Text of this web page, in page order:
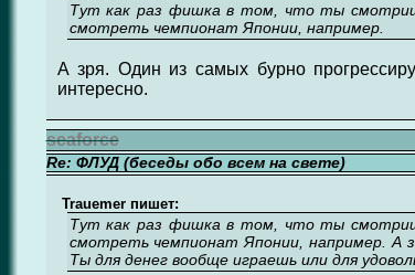
Тут как раз фишка в том, что ты
смотреть чемпионат Японии, например.
А зря. Один из самых бурно
интересно.
seaforce
Re: ФЛУД (беседы обо всем на свете)
Trauemer пишет:
Тут как раз фишка в том, что ты
смотреть чемпионат Японии, например. А
Ты для денег вообще играешь или для